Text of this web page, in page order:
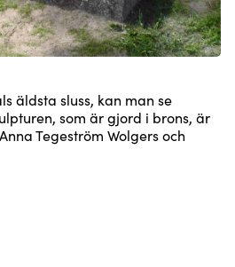
äldsta sluss, kan man se
som är gjord i brons, är
Tegeström Wolgers och